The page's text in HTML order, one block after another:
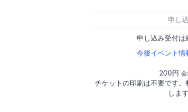
申し
申し込み受付は
今後イベント情
200円
チケットの印刷は不要です
します